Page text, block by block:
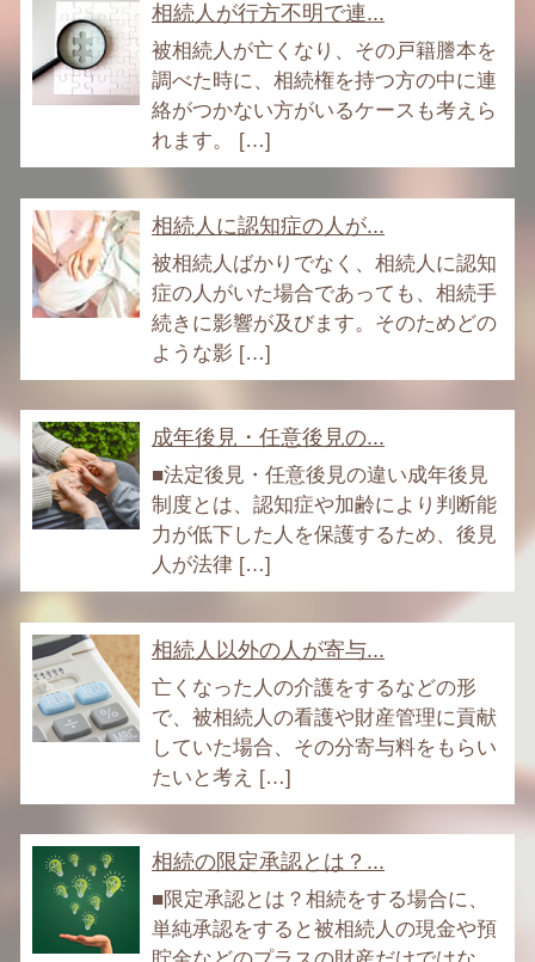
相続人が行方不明で連...
被相続人が亡くなり、その戸籍謄本を
調べた時に、相続権を持つ方の中に連
絡がつかない方がいるケースも考えら
れます。 […]
相続人に認知症の人が...
被相続人ばかりでなく、相続人に認知
症の人がいた場合であっても、相続手
続きに影響が及びます。そのためどの
ような影 […]
成年後見・任意後見の...
■法定後見・任意後見の違い成年後見
制度とは、認知症や加齢により判断能
力が低下した人を保護するため、後見
人が法律 […]
相続人以外の人が寄与...
亡くなった人の介護をするなどの形
で、被相続人の看護や財産管理に貢献
していた場合、その分寄与料をもらい
たいと考え […]
相続の限定承認とは？...
■限定承認とは？相続をする場合に、
単純承認をすると被相続人の現金や預